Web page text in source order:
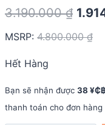
3.190.000₫
was:
MSRP: 4.800.000₫
Hết Hàng
Bạn sẽ nhận được 38 ¥₵
thanh toán cho đơn hàng